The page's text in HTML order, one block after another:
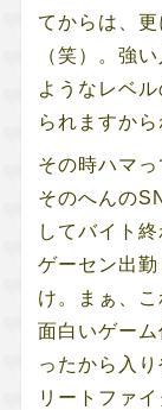
てからは、
（笑）。強
ようなレベ
られますから
その時ハマ
そのへんの
してバイト
ゲーセン出
け。まぁ、
面白いゲー
ったから入
リートファ